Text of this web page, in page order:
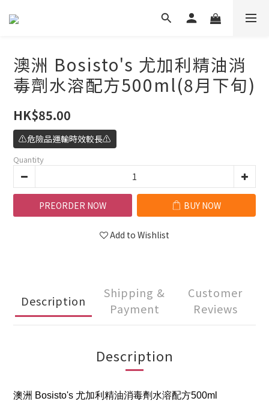
澳洲 Bosisto's 尤加利精油消
毒劑水溶配方500ml(8月下旬)
HK$85.00
⚠️危險品運輸時效較長⚠️
Quantity
PREORDER NOW BUY NOW
Add to Wishlist
Description
Shipping &
Payment
Customer
Reviews
Description
澳洲 Bosisto's 尤加利精油消毒劑水溶配方500ml